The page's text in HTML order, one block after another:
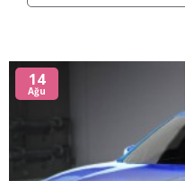
14
Ağu